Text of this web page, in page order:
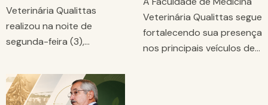
Veterinária Qualittas
realizou na noite de
segunda-feira (3),…
Veterinária Qualittas segue
fortalecendo sua presença
nos principais veículos de…